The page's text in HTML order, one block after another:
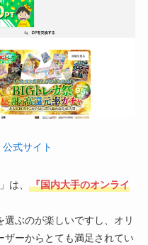
式サイト
は、
『国内大手のオンライ
選ぶのが楽しいですし、オリ
ザーからとても満足されてい